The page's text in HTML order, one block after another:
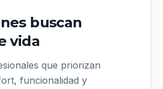
buscan
vida
que priorizan
funcionalidad y